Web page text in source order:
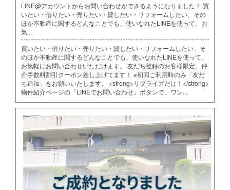
LINE@アカウントからお問い合わせができるようになりました！ 買
いたい・借りたい・売りたい・貸したい・リフォームしたい、その
ほか不動産に関するどんなことでも、使いなれたLINEを使って、お
気...
買いたい・借りたい・売りたい・貸したい・リフォームしたい、そ
のほか不動産に関するどんなことでも、使いなれたLINEを使って、
お気軽にお問い合わせいただけます。 友だち登録のお客様限定、仲
介手数料割引クーポン差し上げてます！ ※初回ご利用時のみ「友だ
ち追加」をお願いいたします。 <strong>リブライズだけ！</strong>
物件紹介ページの「LINEでお問い合わせ」ボタンで、ワン...